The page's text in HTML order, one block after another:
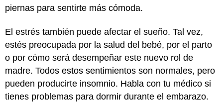
piernas para sentirte más cómoda.
El estrés también puede afectar el sueño. Tal vez,
estés preocupada por la salud del bebé, por el parto
o por cómo será desempeñar este nuevo rol de
madre. Todos estos sentimientos son normales, pero
pueden producirte insomnio. Habla con tu médico si
tienes problemas para dormir durante el embarazo.